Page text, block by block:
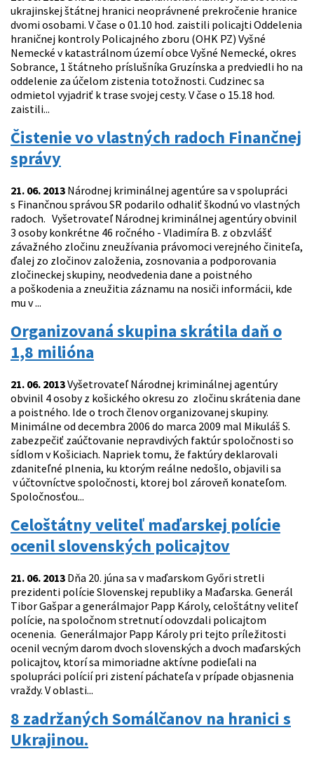
ukrajinskej štátnej hranici neoprávnené prekročenie hranice
dvomi osobami. V čase o 01.10 hod. zaistili policajti Oddelenia
hraničnej kontroly Policajného zboru (OHK PZ) Vyšné
Nemecké v katastrálnom území obce Vyšné Nemecké, okres
Sobrance, 1 štátneho príslušníka Gruzínska a predviedli ho na
oddelenie za účelom zistenia totožnosti. Cudzinec sa
odmietol vyjadriť k trase svojej cesty. V čase o 15.18 hod.
zaistili...
Čistenie vo vlastných radoch Finančnej
správy
21. 06. 2013 Národnej kriminálnej agentúre sa v spolupráci
s Finančnou správou SR podarilo odhaliť škodnú vo vlastných
radoch. Vyšetrovateľ Národnej kriminálnej agentúry obvinil
3 osoby konkrétne 46 ročného - Vladimíra B. z obzvlášť
závažného zločinu zneužívania právomoci verejného činiteľa,
ďalej zo zločinov založenia, zosnovania a podporovania
zločineckej skupiny, neodvedenia dane a poistného
a poškodenia a zneužitia záznamu na nosiči informácii, kde
mu v ...
Organizovaná skupina skrátila daň o
1,8 milióna
21. 06. 2013Vyšetrovateľ Národnej kriminálnej agentúry
obvinil 4 osoby z košického okresu zo zločinu skrátenia dane
a poistného. Ide o troch členov organizovanej skupiny.
Minimálne od decembra 2006 do marca 2009 mal Mikuláš S.
zabezpečiť zaúčtovanie nepravdivých faktúr spoločnosti so
sídlom v Košiciach. Napriek tomu, že faktúry deklarovali
zdaniteľné plnenia, ku ktorým reálne nedošlo, objavili sa
v účtovníctve spoločnosti, ktorej bol zároveň konateľom.
Spoločnosťou...
Celoštátny veliteľ maďarskej polície
ocenil slovenských policajtov
21. 06. 2013 Dňa 20. júna sa v maďarskom Győri stretli
prezidenti polície Slovenskej republiky a Maďarska. Generál
Tibor Gašpar a generálmajor Papp Károly, celoštátny veliteľ
polície, na spoločnom stretnutí odovzdali policajtom
ocenenia. Generálmajor Papp Károly pri tejto príležitosti
ocenil vecným darom dvoch slovenských a dvoch maďarských
policajtov, ktorí sa mimoriadne aktívne podieľali na
spolupráci polícií pri zistení páchateľa v prípade objasnenia
vraždy. V oblasti...
8 zadržaných Somálčanov na hranici s
Ukrajinou.